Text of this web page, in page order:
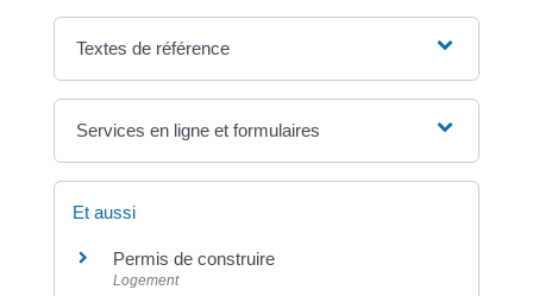
Textes de référence
Services en ligne et formulaires
Et aussi
Permis de construire
Logement